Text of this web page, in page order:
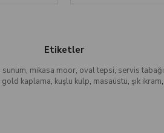
Etiketler
sunum, mikasa moor, oval tepsi, servis tabağı
gold kaplama, kuşlu kulp, masaüstü, şık ikram,